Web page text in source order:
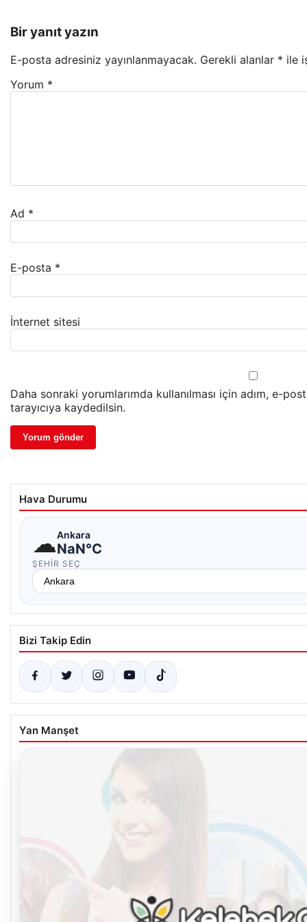
Bir yanıt yazın
E-posta adresiniz yayınlanmayacak. Gerekli alanlar * ile
Yorum *
Ad *
E-posta *
İnternet sitesi
Daha sonraki yorumlarımda kullanılması için adım, e-
tarayıcıya kaydedilsin.
Hava Durumu
☁Ankara
NaN°C
ŞEHIR SEÇ
Bizi Takip Edin
Yan Manşet